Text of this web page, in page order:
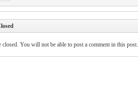
closed. You will not be able to post a comment in this post.